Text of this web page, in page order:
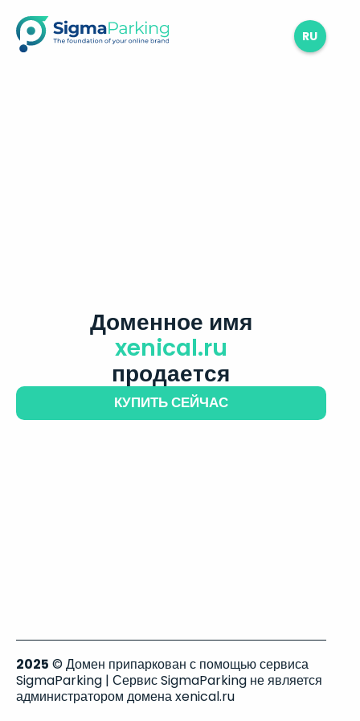
RU
Доменное имя
xenical.ru
продается
КУПИТЬ СЕЙЧАС
2025 © Домен припаркован с помощью сервиса
SigmaParking | Сервис SigmaParking не является
администратором домена xenical.ru